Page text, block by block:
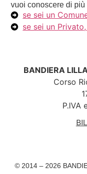
vuoi conoscere di
se sei un
se sei un
BANDIERA
Corso
P.IVA
© 2014 – 2026